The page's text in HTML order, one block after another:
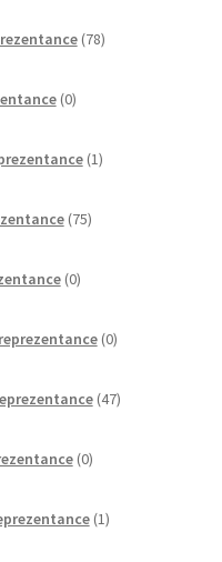
78izdelkov
0izdelkov
1izdelek
75izdelkov
0izdelkov
0izdelkov
47izdelkov
0izdelkov
1izdelek